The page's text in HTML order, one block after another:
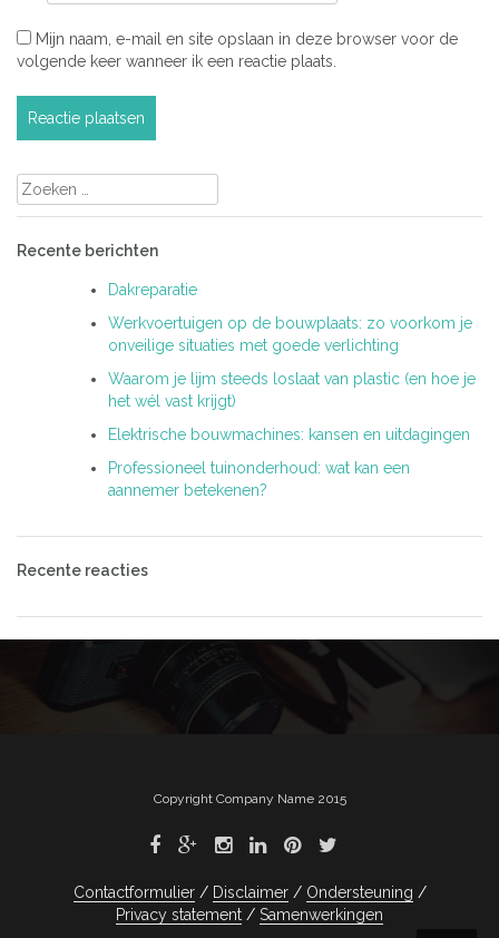
Mijn naam, e-mail en site opslaan in deze browser voor de
volgende keer wanneer ik een reactie plaats.
Zoeken
naar:
Recente berichten
Dakreparatie
Werkvoertuigen op de bouwplaats: zo voorkom je
onveilige situaties met goede verlichting
Waarom je lijm steeds loslaat van plastic (en hoe je
het wél vast krijgt)
Elektrische bouwmachines: kansen en uitdagingen
Professioneel tuinonderhoud: wat kan een
aannemer betekenen?
Recente reacties
Copyright Company Name 2015
Contactformulier Disclaimer
Ondersteuning
Privacy statement
Samenwerkingen